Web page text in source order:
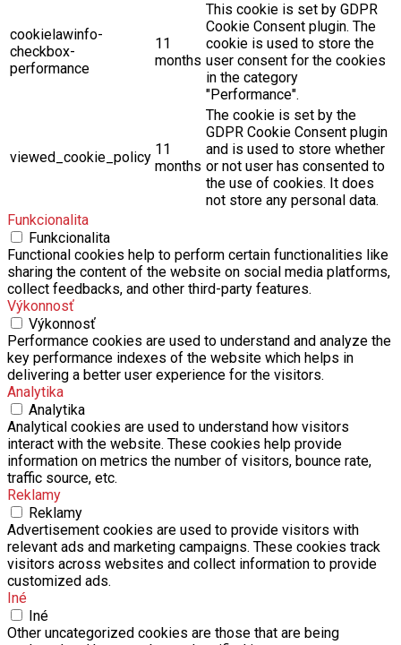
cookielawinfo-
checkbox-
performance
11
months
This cookie is set by GDPR
Cookie Consent plugin. The
cookie is used to store the
user consent for the cookies
in the category
"Performance".
viewed_cookie_policy 11
months
The cookie is set by the
GDPR Cookie Consent plugin
and is used to store whether
or not user has consented to
the use of cookies. It does
not store any personal data.
Funkcionalita
Funkcionalita
Functional cookies help to perform certain functionalities like
sharing the content of the website on social media platforms,
collect feedbacks, and other third-party features.
Výkonnosť
Výkonnosť
Performance cookies are used to understand and analyze the
key performance indexes of the website which helps in
delivering a better user experience for the visitors.
Analytika
Analytika
Analytical cookies are used to understand how visitors
interact with the website. These cookies help provide
information on metrics the number of visitors, bounce rate,
traffic source, etc.
Reklamy
Reklamy
Advertisement cookies are used to provide visitors with
relevant ads and marketing campaigns. These cookies track
visitors across websites and collect information to provide
customized ads.
Iné
Iné
Other uncategorized cookies are those that are being